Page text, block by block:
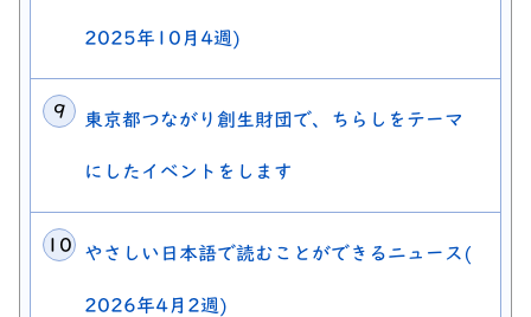
2025年10月4週)
東京都つながり創生財団で、ちらしをテーマ
にしたイベントをします
やさしい日本語で読むことができるニュース(
2026年4月2週)